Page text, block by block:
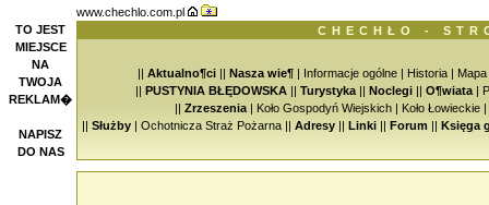
TO JEST
MIEJSCE
NA
TWOJA
REKLAM�
NAPISZ
DO NAS
www.chechlo.com.pl
CHECHŁO -
|| Aktualno¶ci || Nasza wie¶ | Informacje ogólne | Historia | Mapa
|| PUSTYNIA BŁĘDOWSKA || Turystyka || Noclegi || O¶wiata |
|| Zrzeszenia | Koło Gospodyń Wiejskich | Koło Łowieckie |
|| Służby | Ochotnicza Straż Pożarna || Adresy || Linki || Forum || Księga